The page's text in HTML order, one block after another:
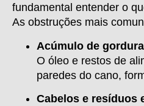
fundamental entender o
As obstruções mais
Acúmulo de
O óleo e restos de
paredes do cano,
Cabelos e resíduos